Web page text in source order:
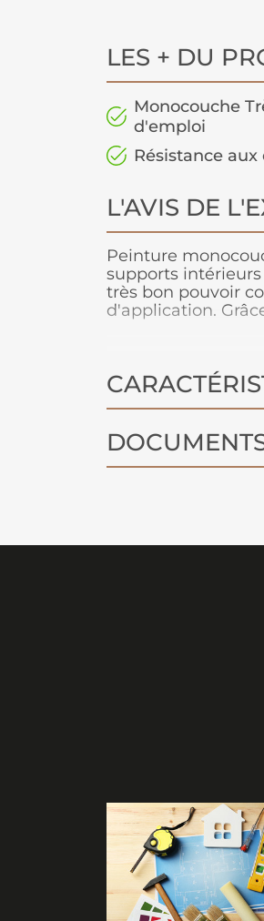
LES + DU
Monocouche
d'emploi
Résistance aux
L'AVIS DE
Peinture
supports intérieurs
très bon pouvoir
d'application.
Disponible en 54